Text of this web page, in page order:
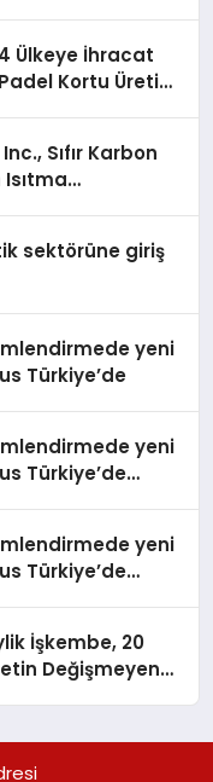
Ülkeye İhracat
Kortu Üretim
Sıfır Karbon
sektörüne giriş
yeni
Türkiye’de
yeni
Türkiye’de
tasarımıyla
son modeli
Madoka Plus
Tam
mobil uygulama
entegrasyonu
sistemlerinin
konforlu ve
Enerji
modern yaşam
yeni
Türkiye’de
tasarımıyla
son modeli
Madoka Plus
Tam
İşkembe, 20
Değişmeyen